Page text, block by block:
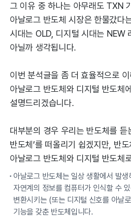
그 이유 중 하나는 아무래도 TXN
아날로그 반도체 시장은 한물갔다
시대는 OLD, 디지털 시대는 NEW
아닐까 생각됩니다.
이번 분석글을 좀 더 효율적으로
아날로그 반도체와 디지털 반도체
설명드리겠습니다.
대부분의 경우 우리는 반도체를 듣
반도체’를 떠올리기 쉽겠지만, 반도
아날로그 반도체와 디지털 반도체
아날로그 반도체는 일상 생활에서 발
자연계의 정보를 컴퓨터가 인식할 수
변환시키는 (또는 디지털 신호를 아날
기능을 갖춘 반도체입니다.